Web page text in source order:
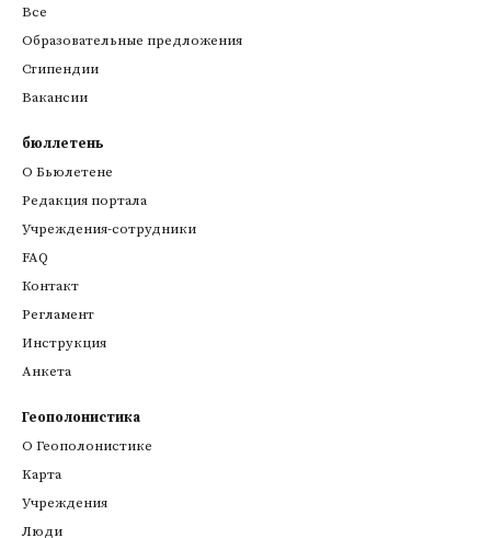
Все
Образовательные предложения
Стипендии
Вакансии
бюллетень
О Бьюлетене
Редакция портала
Учреждения-сотрудники
FAQ
Контакт
Регламент
Инструкция
Анкета
Геополонистика
О Геополонистике
Kарта
Учреждения
Люди